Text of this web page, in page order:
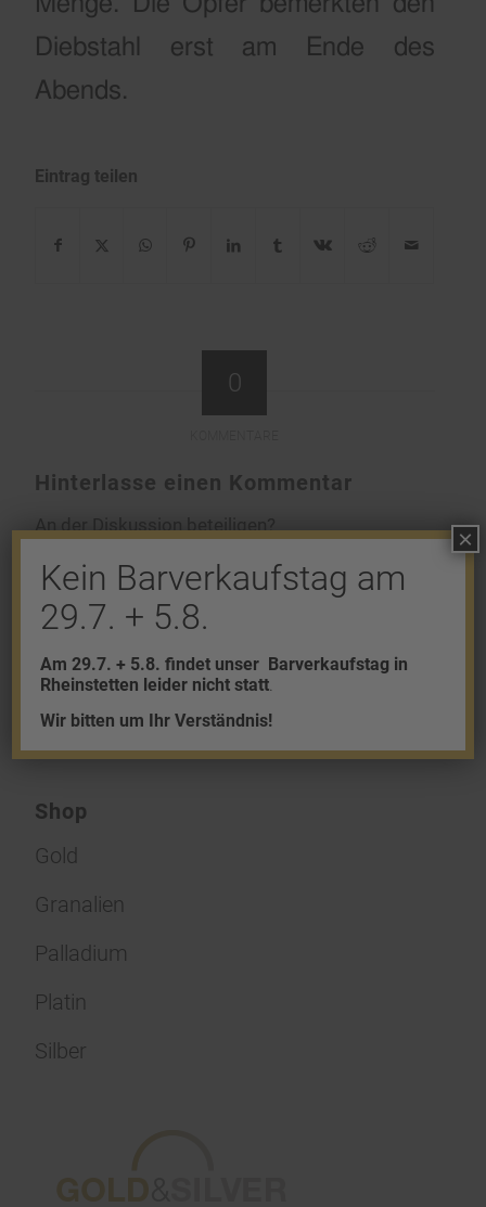
Diebstahl erst am Ende des
Abends.
Eintrag teilen
0
Hinterlasse einen Kommentar
An der Diskussion beteiligen?
Du musst angemeldet
sein, um einen
Shop
Gold
Granalien
Palladium
Platin
Silber
Kein Barverkaufstag am
29.7. + 5.8.
Am 29.7. + 5.8. findet unser Barverkaufstag in
Rheinstetten leider nicht statt.
Wir bitten um Ihr Verständnis!
×